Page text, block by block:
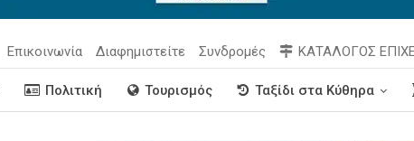
Επικοινωνία Διαφημιστείτε Συνδρομές ΚΑΤΑΛΟΓΟΣ
Πολιτική Τουρισμός Ταξίδι στα Κύθηρα